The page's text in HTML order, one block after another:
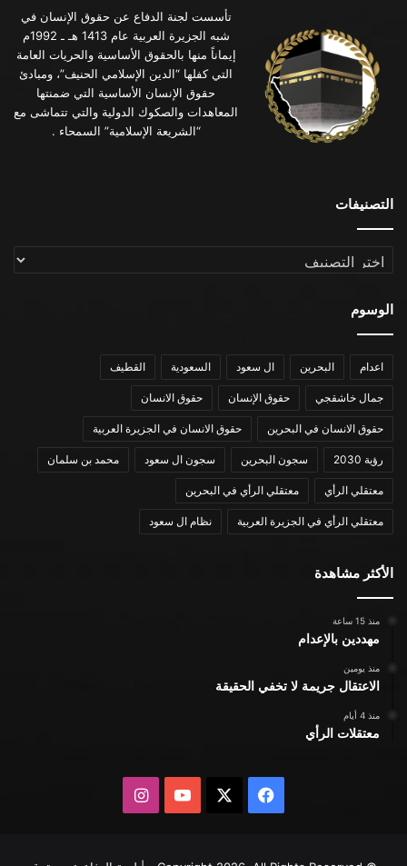
تأسست لجنة الدفاع عن حقوق الإنسان في
شبه الجزيرة العربية عام 1413 هـ ـ 1992م
إيماناً منها بالحقوق الأساسية والحريات العامة
التي كفلها “الدين الإسلامي الحنيف”، ومبادئ
حقوق الإنسان الأساسية التي ضمنتها
المعاهدات والصكوك الدولية والتي تتماشى مع
“الشريعة الإسلامية” السمحاء .
التصنيفات
التصنيفات
الوسوم
اعدام البحرين ال سعود السعودية القطيف
جمال خاشقجي حقوق الإنسان حقوق الانسان
حقوق الانسان في البحرين حقوق الانسان في الجزيرة العربية
رؤية 2030 سجون البحرين سجون ال سعود محمد بن سلمان
معتقلي الرأي معتقلي الرأي في البحرين
معتقلي الرأي في الجزيرة العربية نظام ال سعود
الأكثر مشاهدة
منذ 15 ساعة
مهددين بالإعدام
منذ يومين
الاعتقال جريمة لا تخفي الحقيقة
منذ 4 أيام
معتقلات الرأي
فيسبوك يوتيوبانستقرام